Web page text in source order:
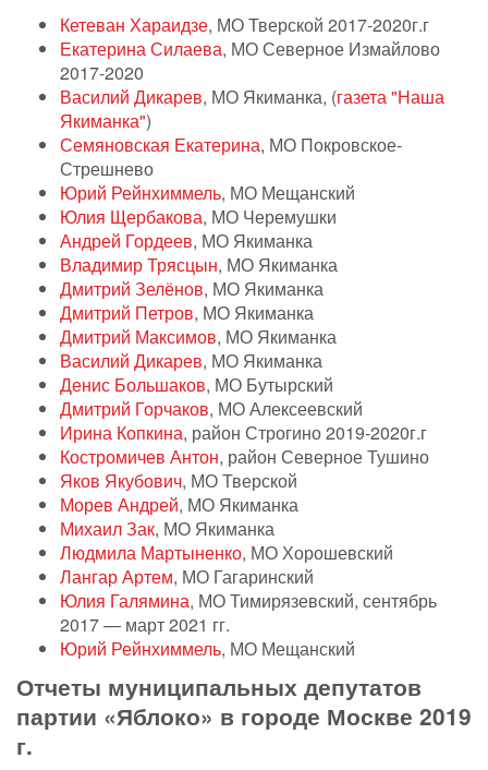
Кетеван Хараидзе, МО Тверской 2017-2020г.г
Екатерина Силаева, МО Северное Измайлово
2017-2020
Василий Дикарев, МО Якиманка, (газета "Наша
Якиманка")
Семяновская Екатерина, МО Покровское-
Стрешнево
Юрий Рейнхиммель, МО Мещанский
Юлия Щербакова, МО Черемушки
Андрей Гордеев, МО Якиманка
Владимир Трясцын, МО Якиманка
Дмитрий Зелёнов, МО Якиманка
Дмитрий Петров, МО Якиманка
Дмитрий Максимов, МО Якиманка
Василий Дикарев, МО Якиманка
Денис Большаков, МО Бутырский
Дмитрий Горчаков, МО Алексеевский
Ирина Копкина, район Строгино 2019-2020г.г
Костромичев Антон, район Северное Тушино
Яков Якубович, МО Тверской
Морев Андрей, МО Якиманка
Михаил Зак, МО Якиманка
Людмила Мартыненко, МО Хорошевский
Лангар Артем, МО Гагаринский
Юлия Галямина, МО Тимирязевский, сентябрь
2017 — март 2021 гг.
Юрий Рейнхиммель, МО Мещанский
Отчеты муниципальных депутатов
партии «Яблоко» в городе Москве 2019
г.